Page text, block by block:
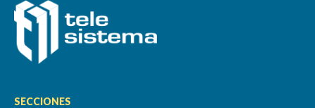
SECCIONES